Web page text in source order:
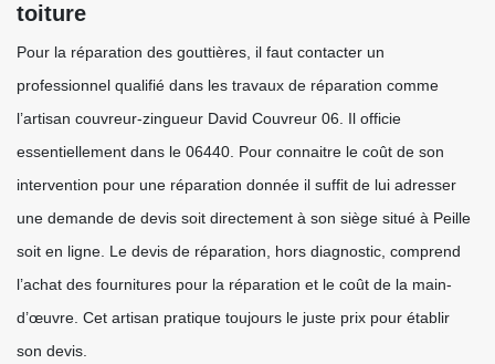
toiture
Pour la réparation des gouttières, il faut contacter un
professionnel qualifié dans les travaux de réparation comme
l’artisan couvreur-zingueur David Couvreur 06. Il officie
essentiellement dans le 06440. Pour connaitre le coût de son
intervention pour une réparation donnée il suffit de lui adresser
une demande de devis soit directement à son siège situé à Peille
soit en ligne. Le devis de réparation, hors diagnostic, comprend
l’achat des fournitures pour la réparation et le coût de la main-
d’œuvre. Cet artisan pratique toujours le juste prix pour établir
son devis.